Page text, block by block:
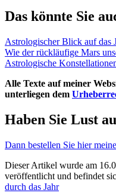
Das könnte Sie
Astrologischer Blick auf das
Wie der rückläufige Mars
Astrologische
Alle Texte auf meiner
unterliegen dem
Haben Sie Lust
Dann bestellen Sie hier
Dieser Artikel wurde am
veröffentlicht und befindet
durch das Jahr